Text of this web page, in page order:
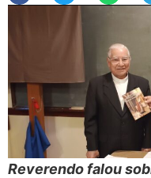
Reverendo falou